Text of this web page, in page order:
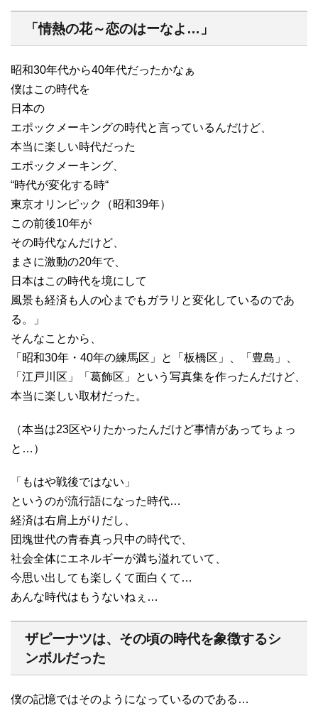
「情熱の花～恋のはーなよ…」
昭和30年代から40年代だったかなぁ
僕はこの時代を
日本の
エポックメーキングの時代と言っているんだけど、
本当に楽しい時代だった
エポックメーキング、
“時代が変化する時“
東京オリンピック（昭和39年）
この前後10年が
その時代なんだけど、
まさに激動の20年で、
日本はこの時代を境にして
風景も経済も人の心までもガラリと変化しているのであ
る。」
そんなことから、
「昭和30年・40年の練馬区」と「板橋区」、「豊島」、
「江戸川区」「葛飾区」という写真集を作ったんだけど、
本当に楽しい取材だった。
（本当は23区やりたかったんだけど事情があってちょっ
と…）
「もはや戦後ではない」
というのが流行語になった時代…
経済は右肩上がりだし、
団塊世代の青春真っ只中の時代で、
社会全体にエネルギーが満ち溢れていて、
今思い出しても楽しくて面白くて…
あんな時代はもうないねぇ…
ザピーナツは、その頃の時代を象徴するシ
ンボルだった
僕の記憶ではそのようになっているのである…